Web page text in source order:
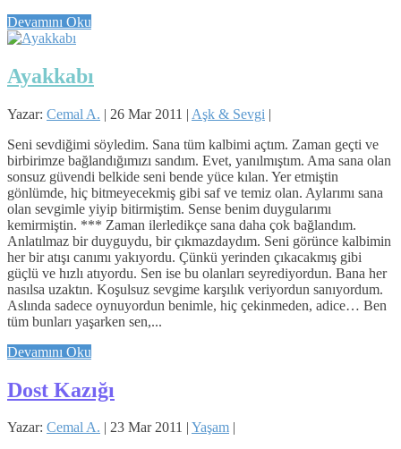
Devamını Oku
Ayakkabı
Yazar: Cemal A. | 26 Mar 2011 | Aşk & Sevgi |
Seni sevdiğimi söyledim. Sana tüm kalbimi açtım. Zaman geçti ve
birbirimze bağlandığımızı sandım. Evet, yanılmıştım. Ama sana olan
sonsuz güvendi belkide seni bende yüce kılan. Yer etmiştin
gönlümde, hiç bitmeyecekmiş gibi saf ve temiz olan. Aylarımı sana
olan sevgimle yiyip bitirmiştim. Sense benim duygularımı
kemirmiştin. *** Zaman ilerledikçe sana daha çok bağlandım.
Anlatılmaz bir duyguydu, bir çıkmazdaydım. Seni görünce kalbimin
her bir atışı canımı yakıyordu. Çünkü yerinden çıkacakmış gibi
güçlü ve hızlı atıyordu. Sen ise bu olanları seyrediyordun. Bana her
nasılsa uzaktın. Koşulsuz sevgime karşılık veriyordun sanıyordum.
Aslında sadece oynuyordun benimle, hiç çekinmeden, adice… Ben
tüm bunları yaşarken sen,...
Devamını Oku
Dost Kazığı
Yazar: Cemal A. | 23 Mar 2011 | Yaşam |